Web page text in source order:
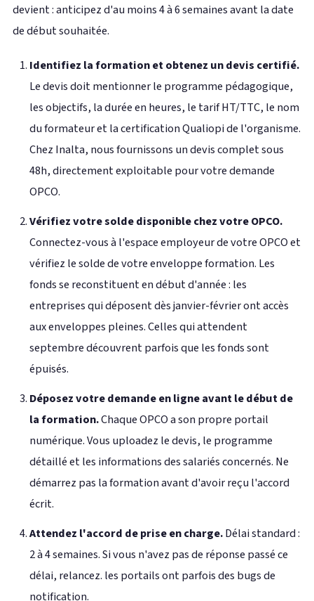
devient : anticipez d'au moins 4 à 6 semaines avant la date
de début souhaitée.
Identifiez la formation et obtenez un devis certifié.
Le devis doit mentionner le programme pédagogique,
les objectifs, la durée en heures, le tarif HT/TTC, le nom
du formateur et la certification Qualiopi de l'organisme.
Chez Inalta, nous fournissons un devis complet sous
48h, directement exploitable pour votre demande
OPCO.
Vérifiez votre solde disponible chez votre OPCO.
Connectez-vous à l'espace employeur de votre OPCO et
vérifiez le solde de votre enveloppe formation. Les
fonds se reconstituent en début d'année : les
entreprises qui déposent dès janvier-février ont accès
aux enveloppes pleines. Celles qui attendent
septembre découvrent parfois que les fonds sont
épuisés.
Déposez votre demande en ligne avant le début de
la formation.Chaque OPCO a son propre portail
numérique. Vous uploadez le devis, le programme
détaillé et les informations des salariés concernés. Ne
démarrez pas la formation avant d'avoir reçu l'accord
écrit.
Attendez l'accord de prise en charge.Délai standard :
2 à 4 semaines. Si vous n'avez pas de réponse passé ce
délai, relancez. les portails ont parfois des bugs de
notification.